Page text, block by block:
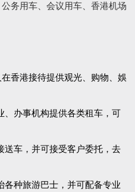
务用车、会议用车、香港机场
香港接待提供观光、购物、娛
办事机构提供各类租车，可
车，并可接受客户委托，去
种旅游巴士，并可配备专业